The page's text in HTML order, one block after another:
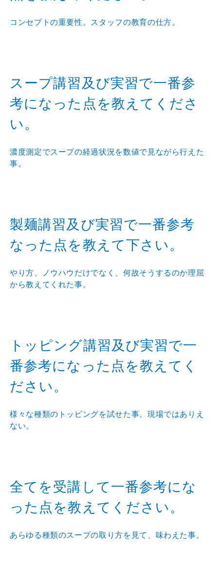
コンセプトの重要性。スタッフの教育の仕方。
スープ講習及び実習で一番参
考になった点を教えてくださ
い。
濃度測定でスープの経過状況を数値で見ながら行えた
事。
製麺講習及び実習で一番参考
なった点を教えて下さい。
やり方、ノウハウだけでなく、何故そうするのか理屈
から教えてくれた事。
トッピング講習及び実習で一
番参考になった点を教えてく
ださい。
様々な種類のトッピングを試せた事。現場ではありえ
ない。
全てを受講して一番参考にな
った点を教えてください。
あらゆる種類のスープの取り方を見て、味わえた事。